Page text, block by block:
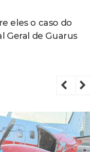
eles o caso do
Geral de Guarus
Previous